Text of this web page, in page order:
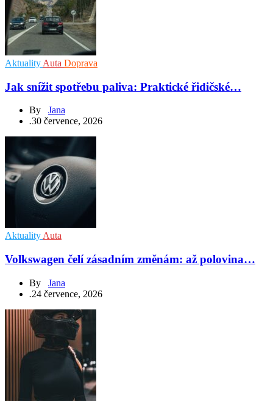
Aktuality Auta Doprava
Jak snížit spotřebu paliva: Praktické řidičské…
By Jana
.30 července, 2026
Aktuality Auta
Volkswagen čelí zásadním změnám: až polovina…
By Jana
.24 července, 2026